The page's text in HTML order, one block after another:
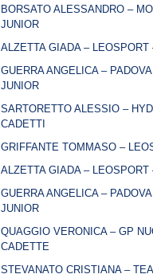
BORSATO ALESSANDRO –
JUNIOR
ALZETTA GIADA –
GUERRA ANGELICA –
JUNIOR
SARTORETTO ALESSIO –
CADETTI
GRIFFANTE TOMMASO –
ALZETTA GIADA –
GUERRA ANGELICA –
JUNIOR
QUAGGIO VERONICA – GP
CADETTE
STEVANATO CRISTIANA –